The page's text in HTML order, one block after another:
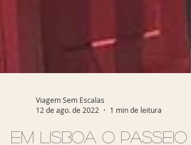
Viagem Sem Escalas
12 de ago. de 2022
1 min de leitura